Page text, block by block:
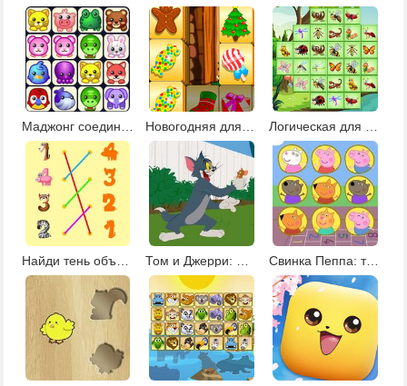
Свинка Пеппа: тренировка памяти